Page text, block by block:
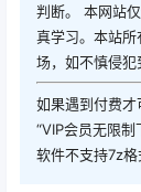
判断。 本网站
真学习。本站
场，如不慎侵犯
如果遇到付费
“VIP会员无限
软件不支持7z格